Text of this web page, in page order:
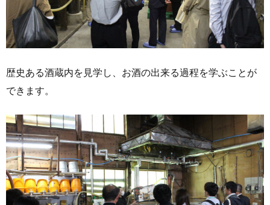
歴史ある酒蔵内を見学し、お酒の出来る過程を学ぶことが
できます。